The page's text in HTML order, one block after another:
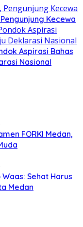
Kecewa
Aspirasi Bahas
Nasional
FORKI Medan,
Sehat Harus
Medan